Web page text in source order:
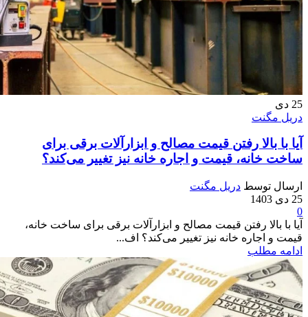
25 دی
دریل مگنت
آیا با بالا رفتن قیمت مصالح و ابزارآلات برقی برای
ساخت خانه، قیمت و اجاره خانه نیز تغییر می‌کند؟
ارسال توسط دریل مگنت
25 دی 1403
0
آیا با بالا رفتن قیمت مصالح و ابزارآلات برقی برای ساخت خانه،
قیمت و اجاره خانه نیز تغییر می‌کند؟ اف...
ادامه مطلب